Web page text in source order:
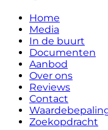
Home
Media
In de buurt
Documenten
Aanbod
Over ons
Reviews
Contact
Zoekopdracht